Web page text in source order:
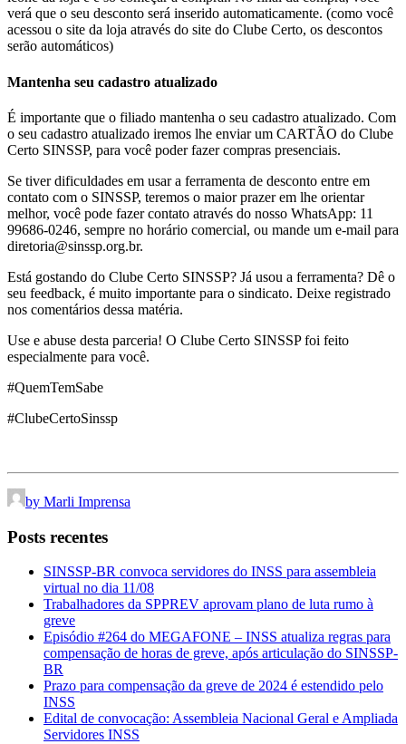
verá que o seu desconto será inserido automaticamente. (como você
acessou o site da loja através do site do Clube Certo, os descontos
serão automáticos)
Mantenha seu cadastro atualizado
É importante que o filiado mantenha o seu cadastro atualizado. Com
o seu cadastro atualizado iremos lhe enviar um CARTÃO do Clube
Certo SINSSP, para você poder fazer compras presenciais.
Se tiver dificuldades em usar a ferramenta de desconto entre em
contato com o SINSSP, teremos o maior prazer em lhe orientar
melhor, você pode fazer contato através do nosso WhatsApp: 11
99686-0246, sempre no horário comercial, ou mande um e-mail para
diretoria@sinssp.org.br.
Está gostando do Clube Certo SINSSP? Já usou a ferramenta? Dê o
seu feedback, é muito importante para o sindicato. Deixe registrado
nos comentários dessa matéria.
Use e abuse desta parceria! O Clube Certo SINSSP foi feito
especialmente para você.
#QuemTemSabe
#ClubeCertoSinssp
by Marli Imprensa
Posts recentes
SINSSP-BR convoca servidores do INSS para assembleia
virtual no dia 11/08
Trabalhadores da SPPREV aprovam plano de luta rumo à
greve
Episódio #264 do MEGAFONE – INSS atualiza regras para
compensação de horas de greve, após articulação do SINSSP-
BR
Prazo para compensação da greve de 2024 é estendido pelo
INSS
Edital de convocação: Assembleia Nacional Geral e Ampliada
Servidores INSS